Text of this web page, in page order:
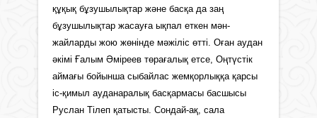
құқық бұзушылықтар және басқа да заң
бұзушылықтар жасауға ықпал еткен мән-
жайларды жою жөнінде мәжіліс өтті. Оған аудан
әкімі Ғалым Әміреев төрағалық етсе, Оңтүстік
аймағы бойынша сыбайлас жемқорлыққа қарсы
іс-қимыл ауданаралық басқармасы басшысы
Руслан Тілеп қатысты. Сондай-ақ, сала